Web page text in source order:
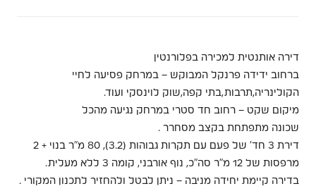
דירה אותנטית למכירה בפלורנטין
ברחוב ידידה פרנקל המבוקש – במרחק פסיעה לחיי
הקולינריה,תרבות,בתי קפה,שוק לוינסקי ועוד.
מיקום שקט – רחוב חד סטרי במרחק נגיעה מהכל
שכונה מתפתחת בקצב מסחרר .
דירת 3 חד’ של פעם עם תקרות גבוהות (3.2), 80 מ”ר בנוי + 2
מרפסות של 12 מ”ר סה”כ, נוף אורבני, קומה 3 ללא מעלית.
בדירה קיימת יחידה מניבה – ניתן לבטל ולהחזיר לתכנון המקורי .